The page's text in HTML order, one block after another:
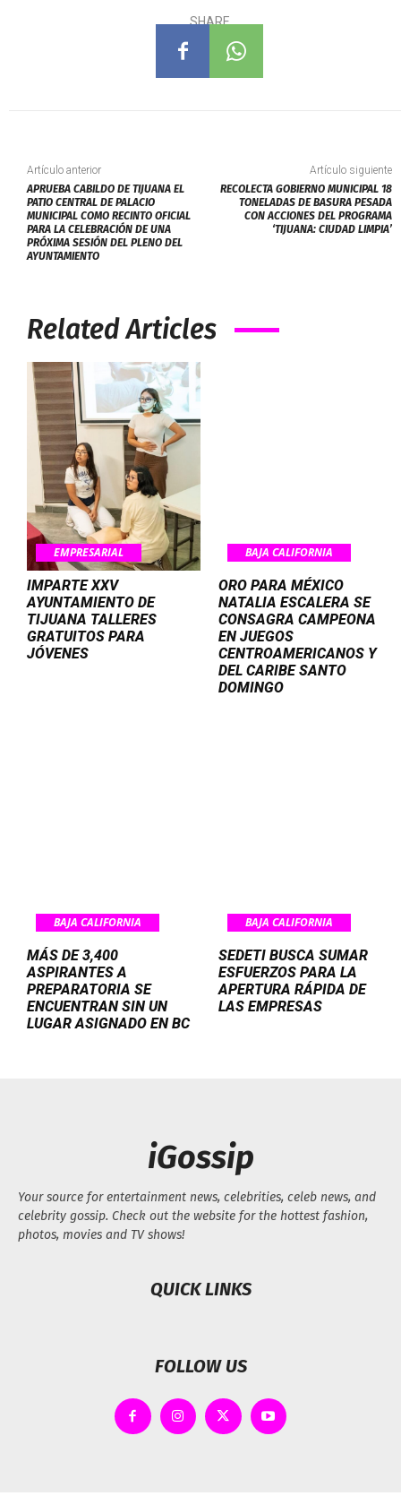
SHARE
Artículo anterior
APRUEBA CABILDO DE TIJUANA EL
PATIO CENTRAL DE PALACIO
MUNICIPAL COMO RECINTO OFICIAL
PARA LA CELEBRACIÓN DE UNA
PRÓXIMA SESIÓN DEL PLENO DEL
AYUNTAMIENTO
Artículo siguiente
RECOLECTA GOBIERNO MUNICIPAL 18
TONELADAS DE BASURA PESADA
CON ACCIONES DEL PROGRAMA
‘TIJUANA: CIUDAD LIMPIA’
Related Articles
EMPRESARIAL
IMPARTE XXV
AYUNTAMIENTO DE
TIJUANA TALLERES
GRATUITOS PARA
JÓVENES
BAJA CALIFORNIA
ORO PARA MÉXICO
NATALIA ESCALERA SE
CONSAGRA CAMPEONA
EN JUEGOS
CENTROAMERICANOS Y
DEL CARIBE SANTO
DOMINGO
BAJA CALIFORNIA
MÁS DE 3,400
ASPIRANTES A
PREPARATORIA SE
ENCUENTRAN SIN UN
LUGAR ASIGNADO EN BC
BAJA CALIFORNIA
SEDETI BUSCA SUMAR
ESFUERZOS PARA LA
APERTURA RÁPIDA DE
LAS EMPRESAS
iGossip
Your source for entertainment news, celebrities, celeb news, and
celebrity gossip. Check out the website for the hottest fashion,
photos, movies and TV shows!
QUICK LINKS
FOLLOW US